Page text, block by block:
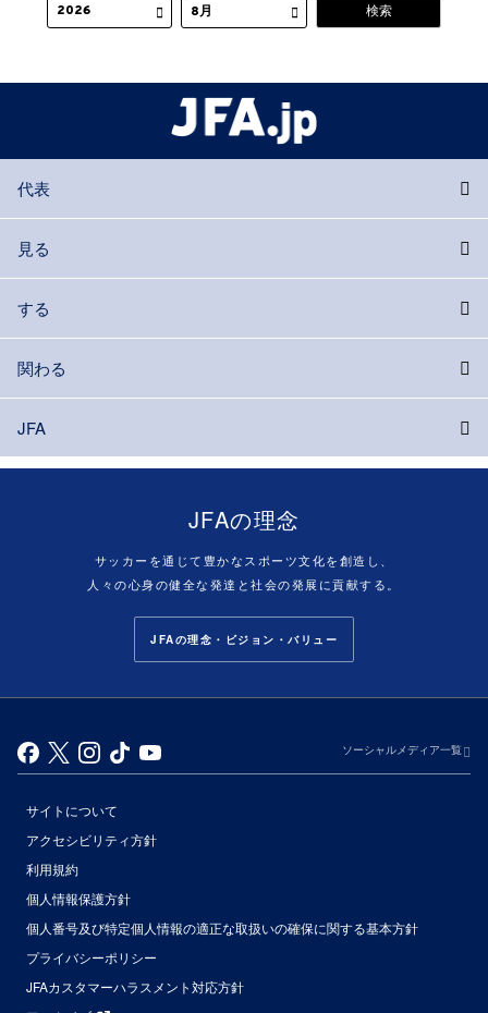
代表
見る
する
関わる
JFA
JFAの理念
サッカーを通じて豊かなスポーツ文化を創造し、
人々の心身の健全な発達と社会の発展に貢献する。
JFAの理念・ビジョン・バリュー
ソーシャルメディア一覧
サイトについて
アクセシビリティ方針
利用規約
個人情報保護方針
個人番号及び特定個人情報の適正な取扱いの確保に関する基本方針
プライバシーポリシー
JFAカスタマーハラスメント対応方針